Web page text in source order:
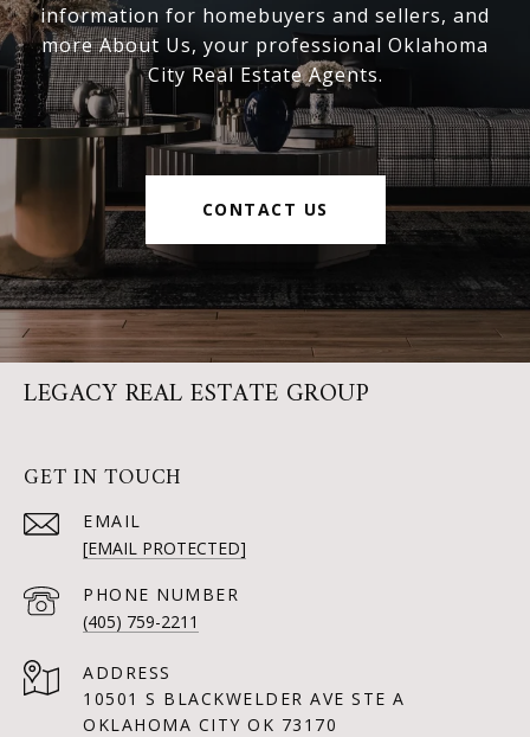
information for homebuyers and sellers, and
more About Us, your professional Oklahoma
City Real Estate Agents.
CONTACT US
LEGACY REAL ESTATE GROUP
GET IN TOUCH
EMAIL
[EMAIL PROTECTED]
PHONE NUMBER
(405) 759-2211
ADDRESS
10501 S BLACKWELDER AVE STE A
OKLAHOMA CITY OK 73170